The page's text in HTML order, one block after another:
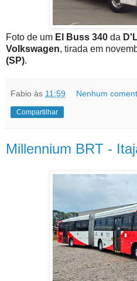
Foto de um El Buss 340 da
Volkswagen, tirada em
(SP).
Fabio às 11:59 Nenhum
Compartilhar
Millennium BRT -